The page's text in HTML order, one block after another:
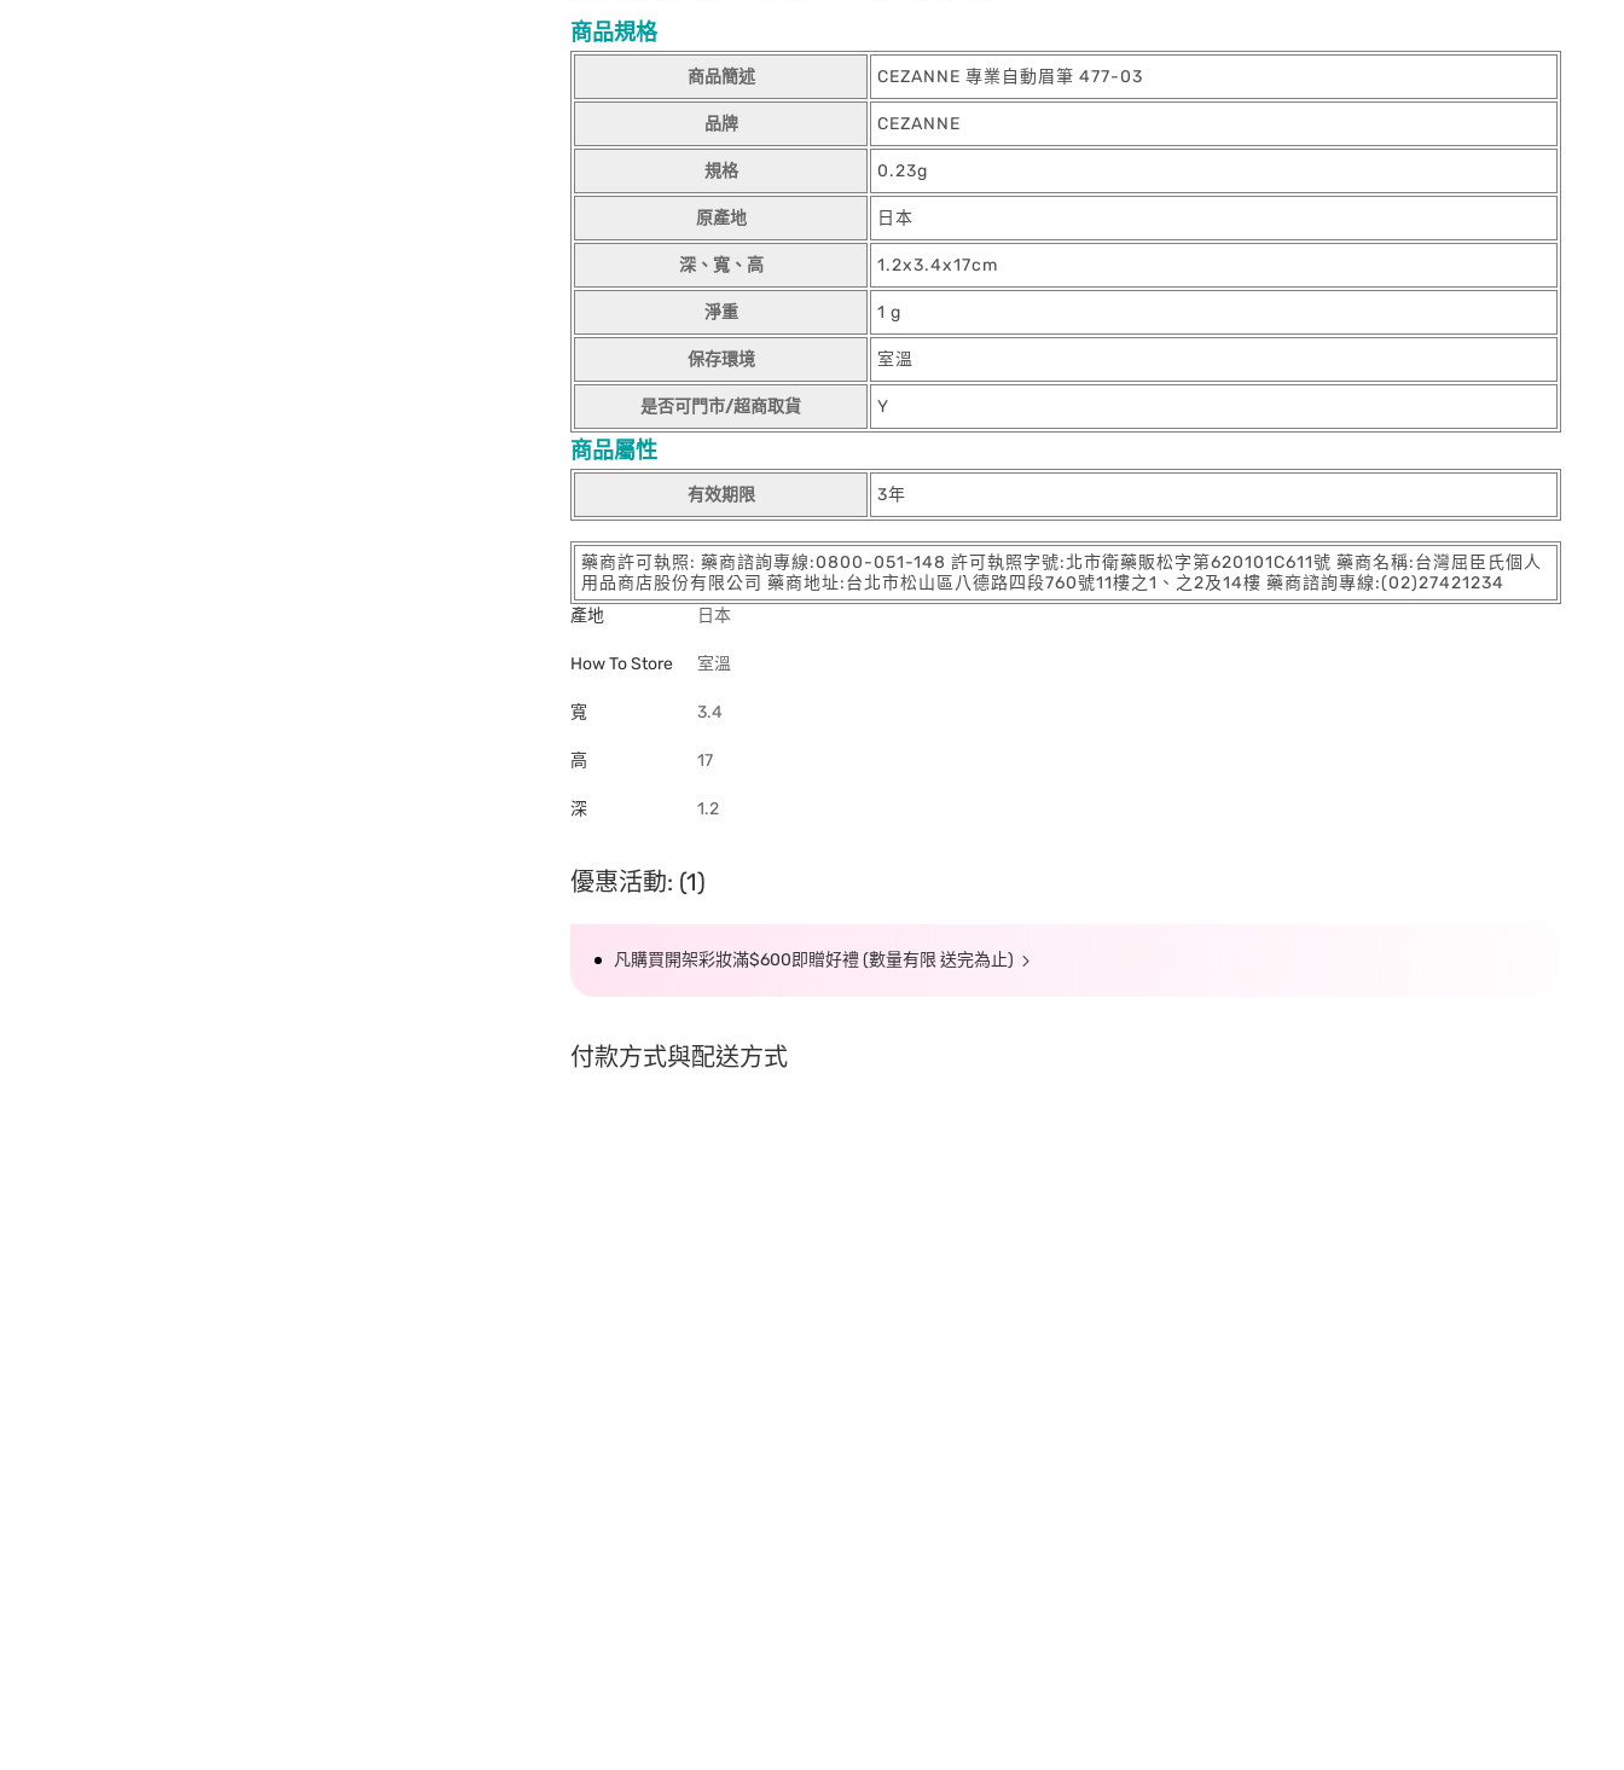
商品規格
商品簡述 CEZANNE 專業自動眉筆 477-03
品牌 CEZANNE
規格 0.23g
原產地 日本
深、寬、高 1.2x3.4x17cm
淨重 1 g
保存環境 室溫
是否可門市/超商取貨 Y
商品屬性
有效期限 3年
藥商許可執照: 藥商諮詢專線:0800-051-148 許可執照字號:北市衛藥販松字第620101C611號 藥商名稱:台灣屈臣氏個人
用品商店股份有限公司 藥商地址:台北市松山區八德路四段760號11樓之1、之2及14樓 藥商諮詢專線:(02)27421234
產地
日本
How To Store 室溫
寬 3.4
高 17
深 1.2
優惠活動: (1)
凡購買開架彩妝滿$600即贈好禮 (數量有限 送完為止)
付款方式與配送方式